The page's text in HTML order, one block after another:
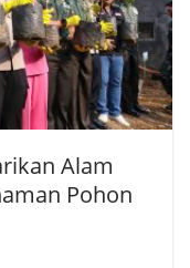
Alam
Pohon